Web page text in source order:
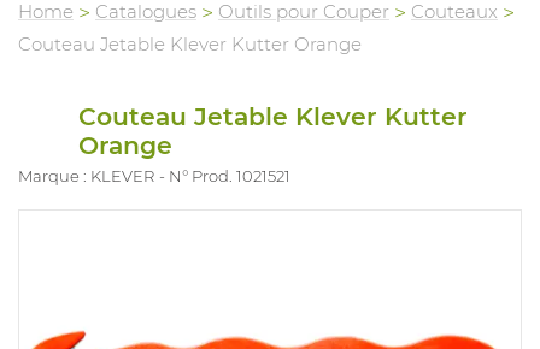
Home Catalogues Outils pour Couper
Couteaux
Couteau Jetable Klever Kutter Orange
Couteau Jetable Klever Kutter
Orange
Marque : KLEVER N° Prod. 1021521